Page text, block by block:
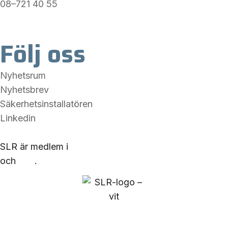
08–721 40 55
Följ oss
Nyhetsrum
Nyhetsbrev
Säkerhetsinstallatören
Linkedin
SLR är medlem i
och
.